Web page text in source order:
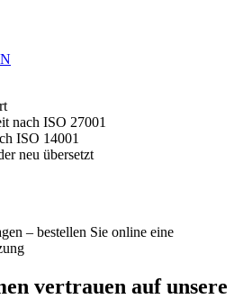
nach ISO 27001
ISO 14001
neu übersetzt
– bestellen Sie online eine
vertrauen auf unsere